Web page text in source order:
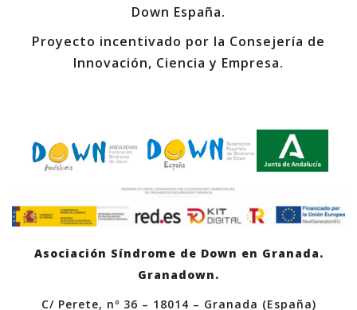
Down España.
Proyecto incentivado por la Consejería de
Innovación, Ciencia y Empresa.
Asociación Síndrome de Down en Granada.
Granadown.
C/ Perete, nº 36 – 18014 – Granada (España)